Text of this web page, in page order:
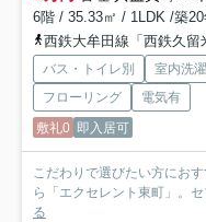
6階 / 35.33㎡ / 1LDK /築
西鉄大牟田線「西鉄久留
バス・トイレ別 室内洗
フローリング
電気有
敷礼0 即入居可
こだわりで選びたい方にお
ら「エクセレント東町」。
る